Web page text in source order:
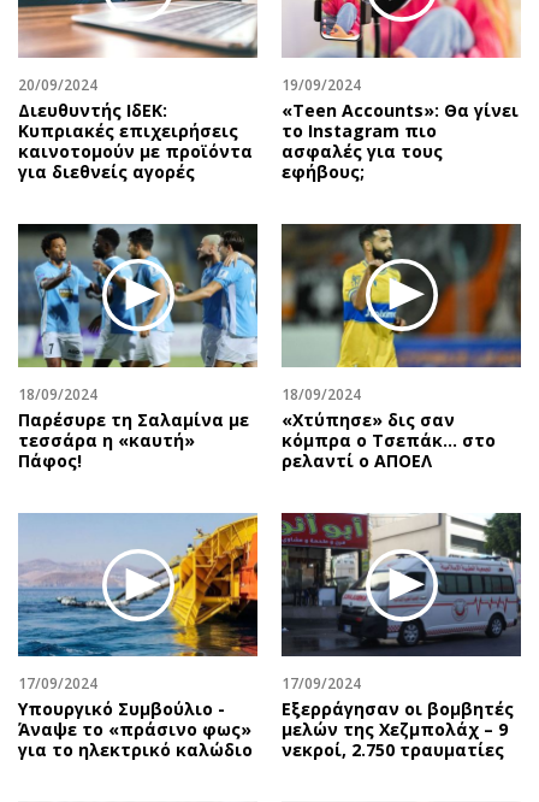
20/09/2024
Διευθυντής ΙδΕΚ:
Κυπριακές επιχειρήσεις
καινοτομούν με προϊόντα
για διεθνείς αγορές
19/09/2024
«Teen Accounts»: Θα γίνει
το Instagram πιο
ασφαλές για τους
εφήβους;
18/09/2024
Παρέσυρε τη Σαλαμίνα με
τεσσάρα η «καυτή»
Πάφος!
18/09/2024
«Χτύπησε» δις σαν
κόμπρα ο Τσεπάκ… στο
ρελαντί ο ΑΠΟΕΛ
17/09/2024
Υπουργικό Συμβούλιο -
Άναψε το «πράσινο φως»
για το ηλεκτρικό καλώδιο
17/09/2024
Εξερράγησαν οι βομβητές
μελών της Χεζμπολάχ – 9
νεκροί, 2.750 τραυματίες